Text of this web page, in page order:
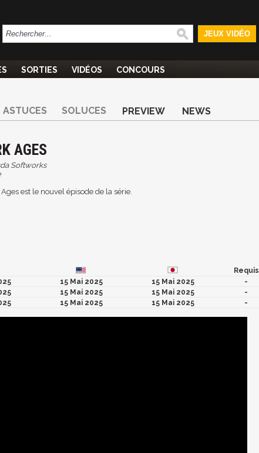
JEUX VIDÉO
SORTIES VIDÉOS CONCOURS
ASTUCES SOLUCES PREVIEW NEWS
AGES
Softworks
est le nouvel épisode de la série.
Requis
15 Mai 2025 15 Mai 2025
-
15 Mai 2025 15 Mai 2025
-
15 Mai 2025 15 Mai 2025 -